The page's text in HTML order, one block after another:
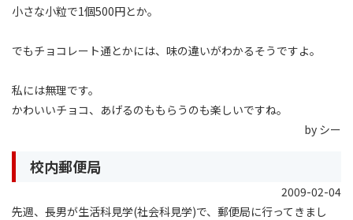
小さな小粒で1個500円とか。
でもチョコレート通とかには、味の違いがわかるそうですよ。
私には無理です。
かわいいチョコ、あげるのももらうのも楽しいですね。
by シー
校内郵便局
2009-02-04
先週、長男が生活科見学(社会科見学)で、郵便局に行ってきまし